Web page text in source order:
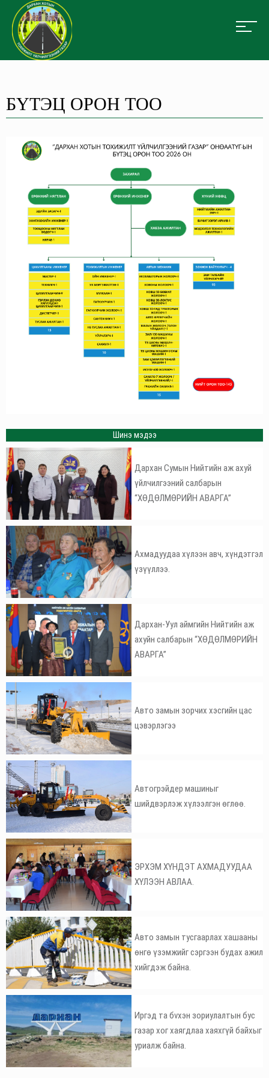
БҮТЭЦ ОРОН ТОО
Шинэ мэдээ
Дархан Сумын Нийтийн аж ахуй
үйлчилгээний салбарын
“ХӨДӨЛМӨРИЙН АВАРГА”
Ахмадуудаа хүлээн авч, хүндэтгэл
үзүүллээ.
Дархан-Уул аймгийн Нийтийн аж
ахуйн салбарын “ХӨДӨЛМӨРИЙН
АВАРГА”
Авто замын зорчих хэсгийн цас
цэвэрлэгээ
Автогрэйдер машиныг
шийдвэрлэж хүлээлгэн өглөө.
ЭРХЭМ ХҮНДЭТ АХМАДУУДАА
ХҮЛЭЭН АВЛАА.
Авто замын тусгаарлах хашааны
өнгө үзэмжийг сэргээн будах ажил
хийгдэж байна.
Иргэд та бvхэн зориулалтын бус
газар хог хаягдлаа хаяхгүй байхыг
уриалж байна.